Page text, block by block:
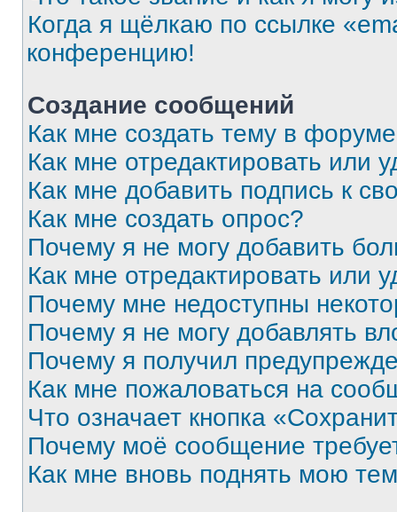
Когда я щёлкаю по ссылке
конференцию!
Создание сообщений
Как мне создать тему в
Как мне отредактировать или
Как мне добавить подпись к
Как мне создать опрос?
Почему я не могу добавить
Как мне отредактировать или
Почему мне недоступны
Почему я не могу добавлять
Почему я получил
Как мне пожаловаться на
Что означает кнопка
Почему моё сообщение
Как мне вновь поднять мою